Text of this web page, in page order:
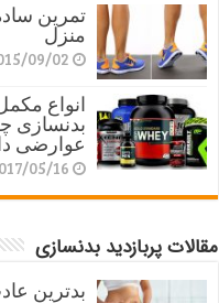
تمرین
منزل
09/02
انواع
بدنسازی
عوارضی
05/16
مقالات پربازدید بدنسازی
بدترین